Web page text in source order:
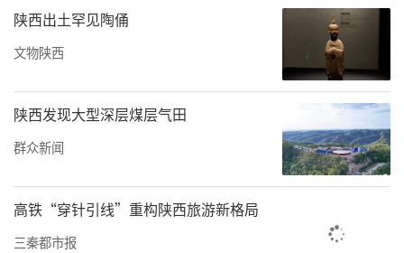
些重大机遇，为挂职锻炼的干部提供了干事创
业的广阔舞台。此次挂职锻炼，是深入贯彻落
实国务院《批复》精神，进一步加强区校深度
融合发展的一项重要举措，他们的加入为杨凌
示范区经济社会发展注入了新鲜血液，将成为
助力示范区高质量发展的一支特殊力量。
示范区党工委组织部、西北农林科技大学党委
组织部、人事处负责同志，各接收挂职干部的
陕西出土罕见陶俑
文物陕西
陕西发现大型深层煤层气田
群众新闻
高铁“穿针引线”重构陕西旅游新格局
三秦都市报